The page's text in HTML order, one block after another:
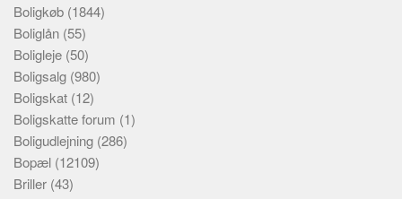
Boligkøb (1844)
Boliglån (55)
Boligleje (50)
Boligsalg (980)
Boligskat (12)
Boligskatte forum (1)
Boligudlejning (286)
Bopæl (12109)
Briller (43)